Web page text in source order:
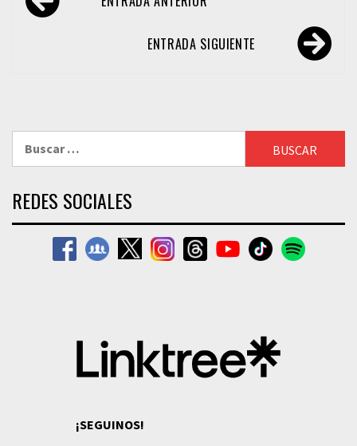
de
ENTRADA SIGUIENTE
REDES SOCIALES
¡SEGUINOS!